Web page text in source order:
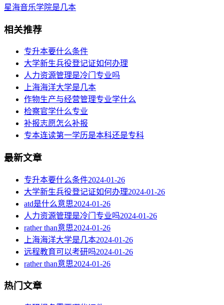
星海音乐学院是几本
相关推荐
专升本要什么条件
大学新生兵役登记证如何办理
人力资源管理是冷门专业吗
上海海洋大学是几本
作物生产与经营管理专业学什么
检察官学什么专业
补报志愿怎么补报
专本连读第一学历是本科还是专科
最新文章
专升本要什么条件2024-01-26
大学新生兵役登记证如何办理2024-01-26
atd是什么意思2024-01-26
人力资源管理是冷门专业吗2024-01-26
rather than意思2024-01-26
上海海洋大学是几本2024-01-26
远程教育可以考研吗2024-01-26
rather than意思2024-01-26
热门文章